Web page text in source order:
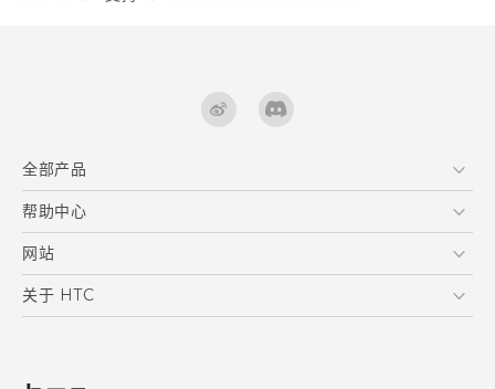
全部产品
区块链智能手机
VIVE
帮助中心
在线客服
支援与服务
产品保固说明
网站
HTC Dev
关于 HTC